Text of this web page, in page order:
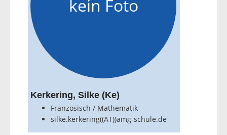
kein Foto
Kerkering, Silke (Ke)
Französisch / Mathematik
silke.kerkering((ÄT))amg-schule.de